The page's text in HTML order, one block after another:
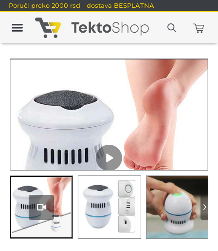
Poruči preko 2000 rsd - dostava BESPLATNA
Play